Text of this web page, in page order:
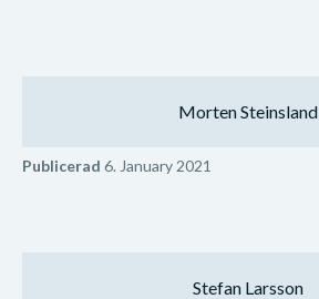
Morten Steinsland
Publicerad 6. January 2021
Stefan Larsson